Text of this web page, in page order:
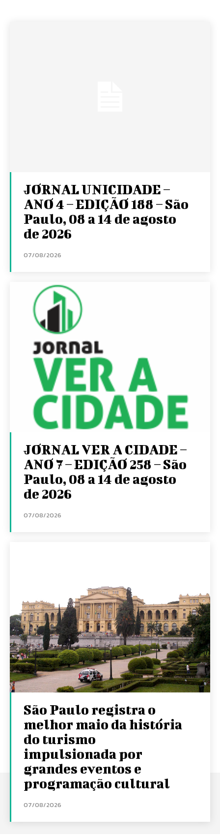
JORNAL UNICIDADE –
ANO 4 – EDIÇÃO 188 – São
Paulo, 08 a 14 de agosto
de 2026
07/08/2026
JORNAL VER A CIDADE –
ANO 7 – EDIÇÃO 258 – São
Paulo, 08 a 14 de agosto
de 2026
07/08/2026
São Paulo registra o
melhor maio da história
do turismo
impulsionada por
grandes eventos e
programação cultural
07/08/2026